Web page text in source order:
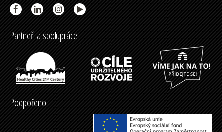
Partneři a spolupráce
Podpořeno